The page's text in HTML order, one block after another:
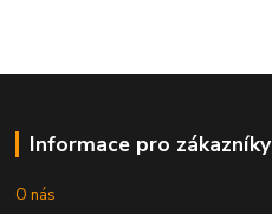
Informace pro zákazníky
O nás